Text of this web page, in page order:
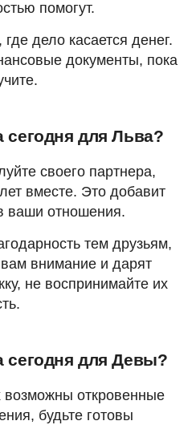
помогут.
дело касается денег.
документы, пока
сегодня для Льва?
своего партнера,
вместе. Это добавит
ваши отношения.
тем друзьям,
внимание и дарят
не воспринимайте их
сегодня для Девы?
откровенные
будьте готовы